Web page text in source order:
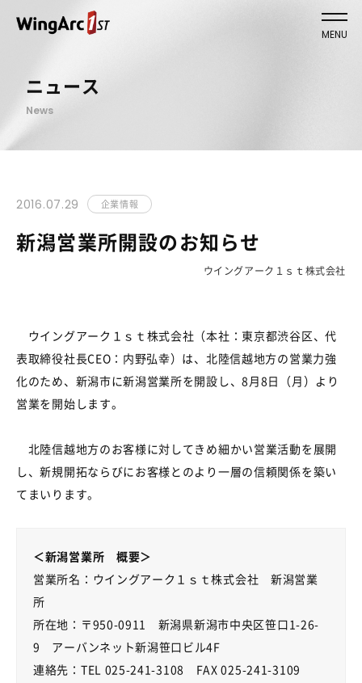
MENU
ニュース
News
2016.07.29 企業情報
新潟営業所開設のお知らせ
ウイングアーク１ｓｔ株式会社
ウイングアーク１ｓｔ株式会社（本社：東京都渋谷区、代
表取締役社長CEO：内野弘幸）は、北陸信越地方の営業力強
化のため、新潟市に新潟営業所を開設し、8月8日（月）より
営業を開始します。
北陸信越地方のお客様に対してきめ細かい営業活動を展開
し、新規開拓ならびにお客様とのより一層の信頼関係を築い
てまいります。
＜新潟営業所 概要＞
営業所名：ウイングアーク１ｓｔ株式会社 新潟営業
所
所在地：〒950-0911 新潟県新潟市中央区笹口1-26-
9 アーバンネット新潟笹口ビル4F
連絡先：TEL 025-241-3108 FAX 025-241-3109